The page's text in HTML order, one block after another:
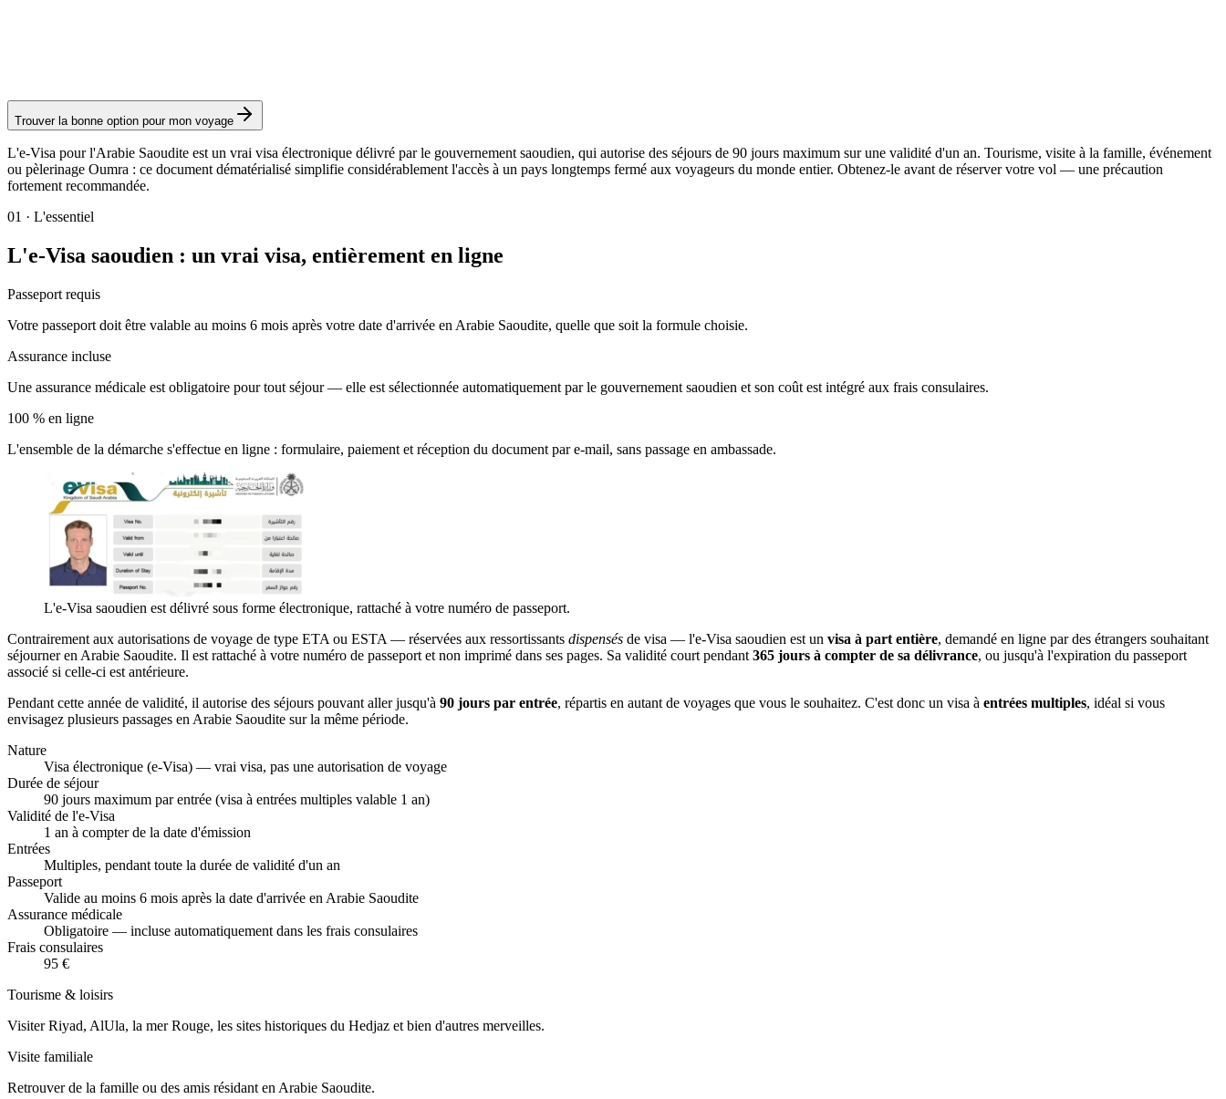
Trouver la bonne option pour mon voyage
L'e-Visa pour l'Arabie Saoudite est un vrai visa électronique délivré par le gouvernement saoudien, qui autorise des séjours de 90 jours maximum sur une validité d'un an. Tourisme, visite à la famille, événement
ou pèlerinage Oumra : ce document dématérialisé simplifie considérablement l'accès à un pays longtemps fermé aux voyageurs du monde entier. Obtenez-le avant de réserver votre vol — une précaution
fortement recommandée.
01 · L'essentiel
L'e-Visa saoudien : un vrai visa, entièrement en ligne
Passeport requis
Votre passeport doit être valable au moins 6 mois après votre date d'arrivée en Arabie Saoudite, quelle que soit la formule choisie.
Assurance incluse
Une assurance médicale est obligatoire pour tout séjour — elle est sélectionnée automatiquement par le gouvernement saoudien et son coût est intégré aux frais consulaires.
100 % en ligne
L'ensemble de la démarche s'effectue en ligne : formulaire, paiement et réception du document par e-mail, sans passage en ambassade.
L'e-Visa saoudien est délivré sous forme électronique, rattaché à votre numéro de passeport.
Contrairement aux autorisations de voyage de type ETA ou ESTA — réservées aux ressortissants dispensés de visa — l'e-Visa saoudien est un visa à part entière, demandé en ligne par des étrangers souhaitant
séjourner en Arabie Saoudite. Il est rattaché à votre numéro de passeport et non imprimé dans ses pages. Sa validité court pendant 365 jours à compter de sa délivrance, ou jusqu'à l'expiration du passeport
associé si celle-ci est antérieure.
Pendant cette année de validité, il autorise des séjours pouvant aller jusqu'à 90 jours par entrée, répartis en autant de voyages que vous le souhaitez. C'est donc un visa à entrées multiples, idéal si vous
envisagez plusieurs passages en Arabie Saoudite sur la même période.
Nature
Visa électronique (e-Visa) — vrai visa, pas une autorisation de voyage
Durée de séjour
90 jours maximum par entrée (visa à entrées multiples valable 1 an)
Validité de l'e-Visa
1 an à compter de la date d'émission
Entrées
Multiples, pendant toute la durée de validité d'un an
Passeport
Valide au moins 6 mois après la date d'arrivée en Arabie Saoudite
Assurance médicale
Obligatoire — incluse automatiquement dans les frais consulaires
Frais consulaires
95 €
Tourisme & loisirs
Visiter Riyad, AlUla, la mer Rouge, les sites historiques du Hedjaz et bien d'autres merveilles.
Visite familiale
Retrouver de la famille ou des amis résidant en Arabie Saoudite.